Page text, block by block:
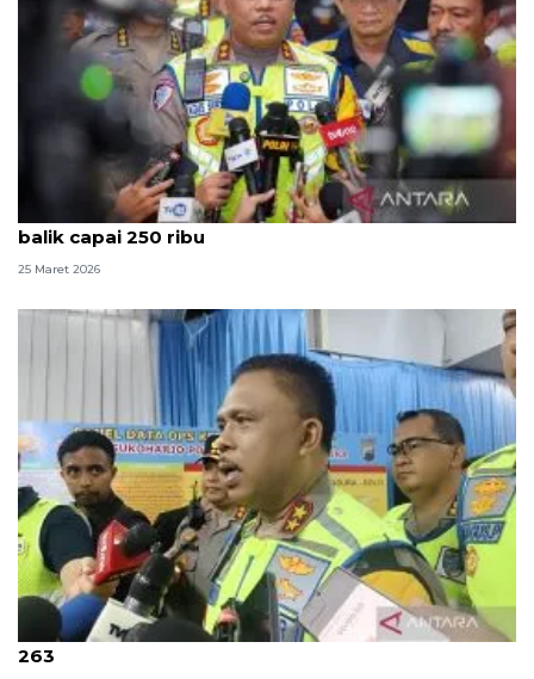
Kakorlantas: Volume kendaraan saat puncak arus
balik capai 250 ribu
25 Maret 2026
Korlantas Polri hentikan one way pada KM 414--KM
263